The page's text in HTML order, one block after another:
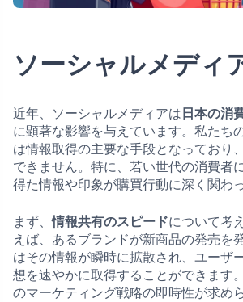
ソーシャルメディ
近年、ソーシャルメディアは 日本の消
に顕著な影響を与えています。私たち
は情報取得の主要な手段となっており
できません。特に、若い世代の消費者
得た情報や印象が購買行動に深く関わ
まず、情報共有のスピードについて考
えば、あるブランドが新商品の発売を
はその情報が瞬時に拡散され、ユーザ
想を速やかに取得することができます
のマーケティング戦略の即時性が求め